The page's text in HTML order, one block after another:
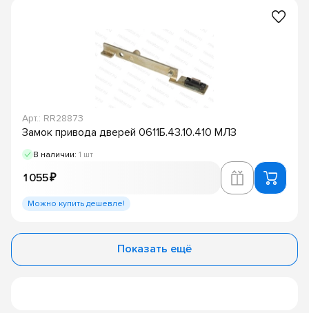
Арт.: RR28873
Замок привода дверей 0611Б.43.10.410 МЛЗ
В наличии: 1 шт
1 055 ₽
Можно купить дешевле!
Показать ещё